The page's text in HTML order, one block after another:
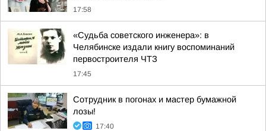
17:58
«Судьба советского инженера»: в
Челябинске издали книгу воспоминаний
первостроителя ЧТЗ
17:45
Сотрудник в погонах и мастер бумажной
лозы!
17:40